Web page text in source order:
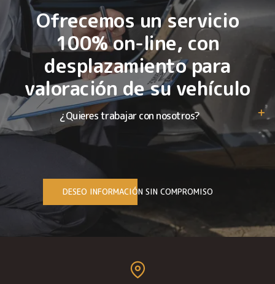
Ofrecemos un servicio
100% on-line, con
desplazamiento para
valoración de su vehículo
¿Quieres trabajar con nosotros?
DESEO INFORMACIÓN SIN COMPROMISO